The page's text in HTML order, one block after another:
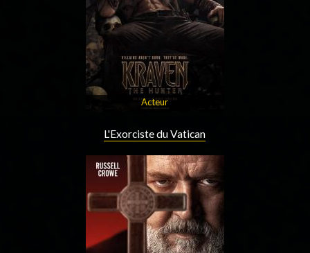
Acteur
L'Exorciste du Vatican